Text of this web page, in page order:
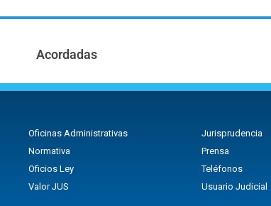
Acordadas
Oficinas Administrativas
Normativa
Oficios Ley
Valor JUS
Jurisprudencia
Prensa
Teléfonos
Usuario Judicial